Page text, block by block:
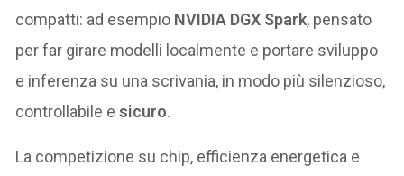
compatti: ad esempio NVIDIA DGX Spark, pensato
per far girare modelli localmente e portare sviluppo
e inferenza su una scrivania, in modo più silenzioso,
controllabile esicuro.
La competizione su chip, efficienza energetica e